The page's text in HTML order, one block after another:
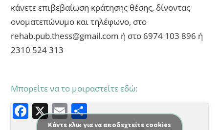
κάνετε επιβεβαίωση κράτησης θέσης, δίνοντας
ονοματεπώνυμο και τηλέφωνο, στο
rehab.pub.thess@gmail.com ή στο 6974 103 896 ή
2310 524 313
Μπορείτε να το μοιραστείτε εδώ:
F X E Μ
Κάντε κλικ για να αποδεχτείτε cookies